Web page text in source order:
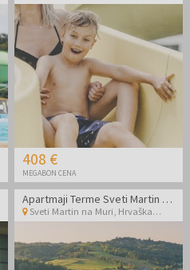
408 €
MEGABON CENA
Apartmaji Terme Sveti Martin - Zabaven poletni družinski wellness oddih
Sveti Martin na Muri, Hrvaška